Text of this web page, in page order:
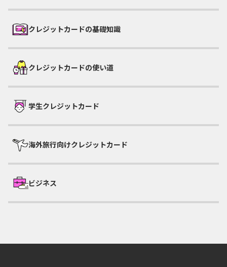
クレジットカードの基礎知識
クレジットカードの使い道
学生クレジットカード
海外旅行向けクレジットカード
ビジネス